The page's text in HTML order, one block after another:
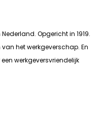
Opgericht in 1919.
het werkgeverschap. En
werkgeversvriendelijk